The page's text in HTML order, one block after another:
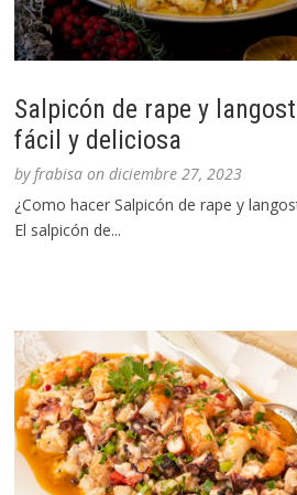
Salpicón de rape y
fácil y deliciosa
byfrabisa ondiciembre 27, 2023
¿Como hacer Salpicón de rape y
El salpicón de...